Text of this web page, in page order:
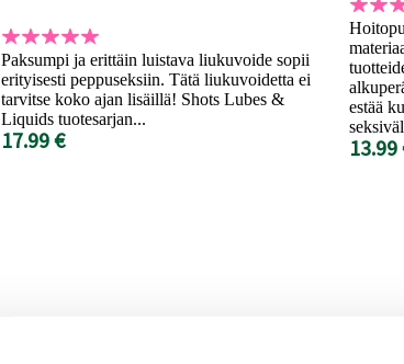
Paksumpi ja erittäin luistava liukuvoide sopii
erityisesti peppuseksiin. Tätä liukuvoidetta ei
tarvitse koko ajan lisäillä! Shots Lubes &
Liquids tuotesarjan...
17.99 €
estää
13.99